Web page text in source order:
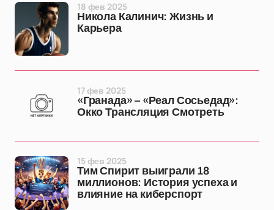
Никола Калинич: Жизнь и
Карьера
18 фев 2025
«Гранада» – «Реал Сосьедад»:
Окко Трансляция Смотреть
17 фев 2025
Тим Спирит выиграли 18
миллионов: История успеха и
влияние на киберспорт
15 фев 2025